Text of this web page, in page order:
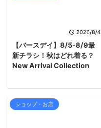
2026/8/4
【バースデイ】8/5-8/9最
新チラシ！秋はどれ着る？
New Arrival Collection
ショップ・お店